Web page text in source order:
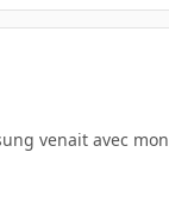
venait avec mon